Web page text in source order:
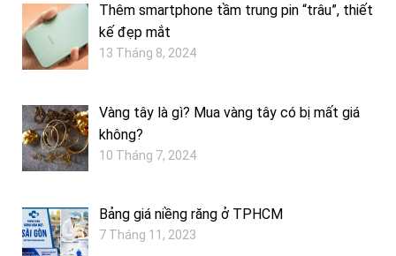
Thêm smartphone tầm trung pin “trâu”, thiết
kế đẹp mắt
13 Tháng 8, 2024
Vàng tây là gì? Mua vàng tây có bị mất giá
không?
10 Tháng 7, 2024
Bảng giá niềng răng ở TPHCM
7 Tháng 11, 2023